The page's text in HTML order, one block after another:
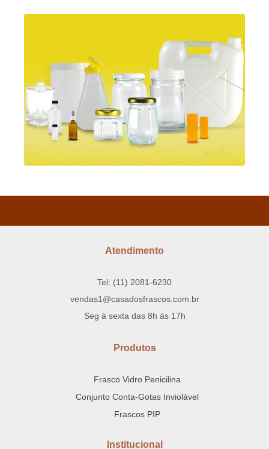
Atendimento
Tel: (11) 2081-6230
vendas1@casadosfrascos.com.br
Seg à sexta das 8h às 17h
Produtos
Frasco Vidro Penicilina
Conjunto Conta-Gotas Inviolável
Frascos PIP
Institucional